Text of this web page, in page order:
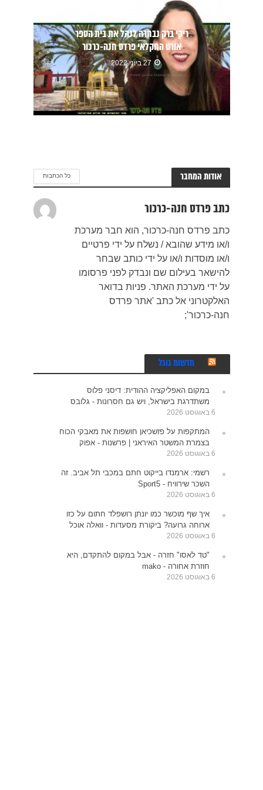
ריקי ברק נבחרה לנהל את בית הספר
אורט החקלאי פרדס חנה-כרכור
27 ביוני 2022
אודות המחבר כל הכתבות
כתב פרדס חנה-כרכור
כתב פרדס חנה-כרכור, הוא חבר מערכת
ו/או מידע שהובא / נשלח על ידי פרטיים
ו/או מוסדות ו/או על ידי כותב שבחר
להישאר בעילום שם ונבדק לפני פרסומו
על ידי מערכת האתר. פניות בדואר
האלקטרוני אל כתב 'אתר פרדס
חנה-כרכור';
חדשות גוגל
במקום האפליקציה ההודית: דיסני פלוס
משתדרגת בישראל, ויש גם חסרונות - גלובס
6 באוגוסט 2026
המתקפות על פזשכיאן חושפות את מאבקי הכוח
בצמרת המשטר האיראני | פרשנות - אפוק
6 באוגוסט 2026
רשמי: ארמנדו בייקוט חתם במכבי תל אביב. זה
השכר שירוויח - Sport5
6 באוגוסט 2026
איך שף מוכשר כמו יונתן רושפלד חתום על כזו
ארוחה גרועה? ביקורת מסעדות - וואלה אוכל
6 באוגוסט 2026
"טד לאסו" חזרה - אבל במקום להתקדם, היא
חוזרת אחורה - mako
6 באוגוסט 2026